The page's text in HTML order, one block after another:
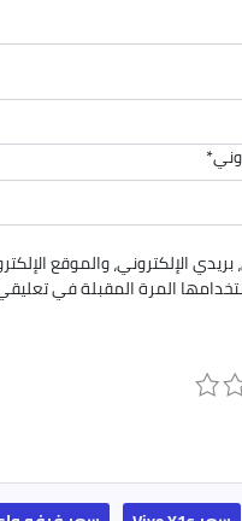
*
الإلكتروني، والموقع
المرة المقبلة في
2